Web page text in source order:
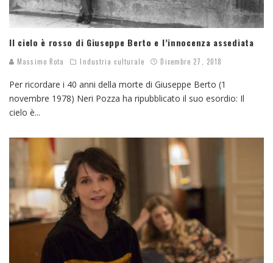
Il cielo è rosso di Giuseppe Berto e l’innocenza assediata
Massimo Rota Industria culturale Dicembre 27, 2018
Per ricordare i 40 anni della morte di Giuseppe Berto (1
novembre 1978) Neri Pozza ha ripubblicato il suo esordio: Il
cielo è...